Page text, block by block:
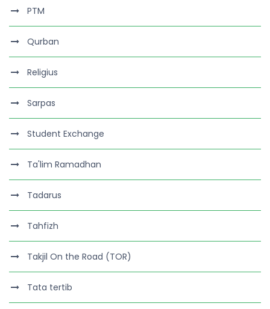
PTM
Qurban
Religius
Sarpas
Student Exchange
Ta'lim Ramadhan
Tadarus
Tahfizh
Takjil On the Road (TOR)
Tata tertib